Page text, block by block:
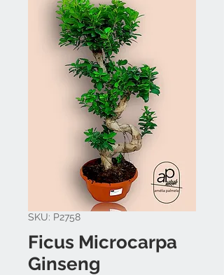
SKU: P2758
Ficus Microcarpa
Ginseng